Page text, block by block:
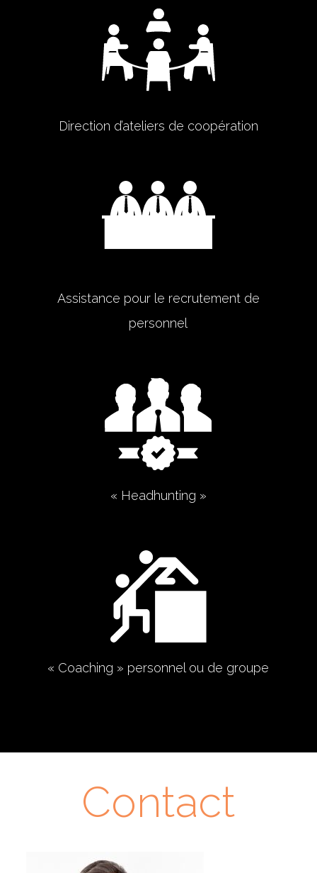
Direction d’ateliers de coopération
Assistance pour le recrutement de
personnel
« Headhunting »
« Coaching » personnel ou de groupe
Contact